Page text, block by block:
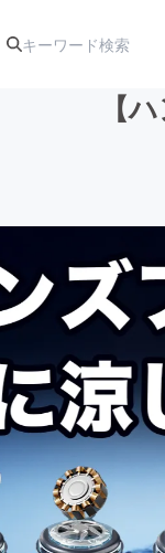
アート・写真
テクノロジー・ガジ
映像・映画
ビジネス・起業
まちづくり・地域
【